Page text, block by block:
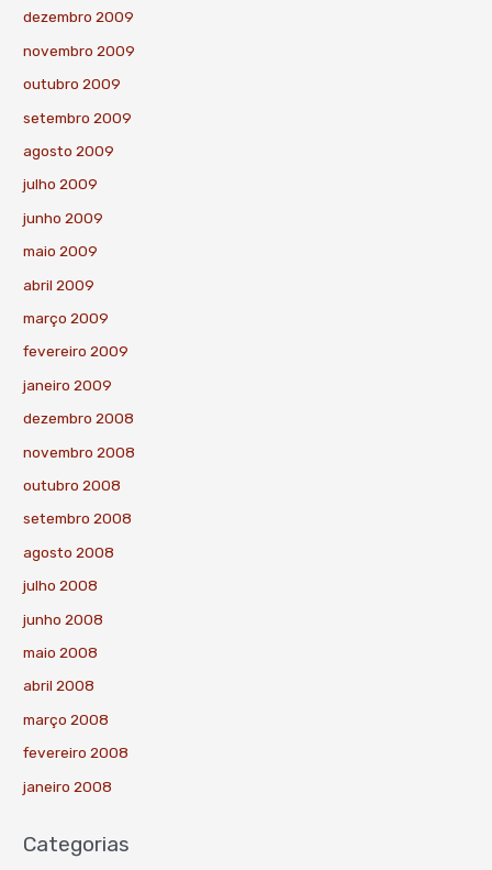
dezembro 2009
novembro 2009
outubro 2009
setembro 2009
agosto 2009
julho 2009
junho 2009
maio 2009
abril 2009
março 2009
fevereiro 2009
janeiro 2009
dezembro 2008
novembro 2008
outubro 2008
setembro 2008
agosto 2008
julho 2008
junho 2008
maio 2008
abril 2008
março 2008
fevereiro 2008
janeiro 2008
Categorias